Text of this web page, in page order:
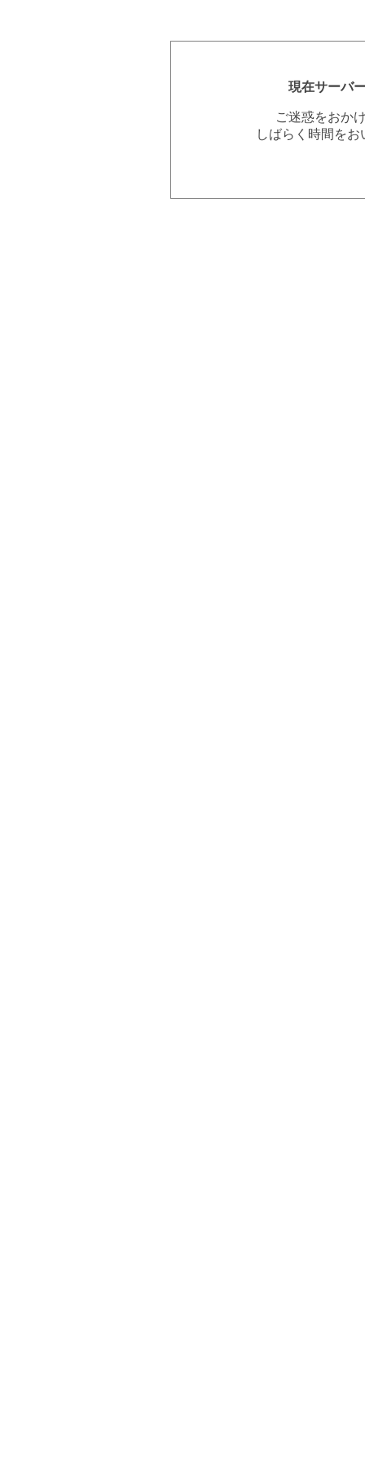
現在サーバ
ご迷惑をおか
しばらく時間を